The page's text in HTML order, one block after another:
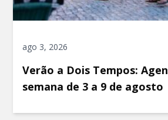
ago 3, 2026
Verão a Dois Tempos:
semana de 3 a 9 de agosto